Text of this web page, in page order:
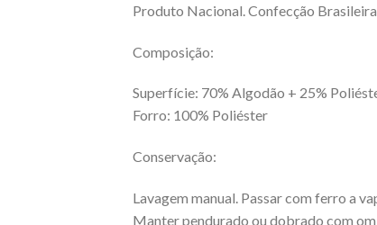
Produto Nacional. Confecção
Composição:
Superfície: 70% Algodão + 25%
Forro: 100% Poliéster
Conservação:
Lavagem manual. Passar com ferro a
Manter pendurado ou dobrado com